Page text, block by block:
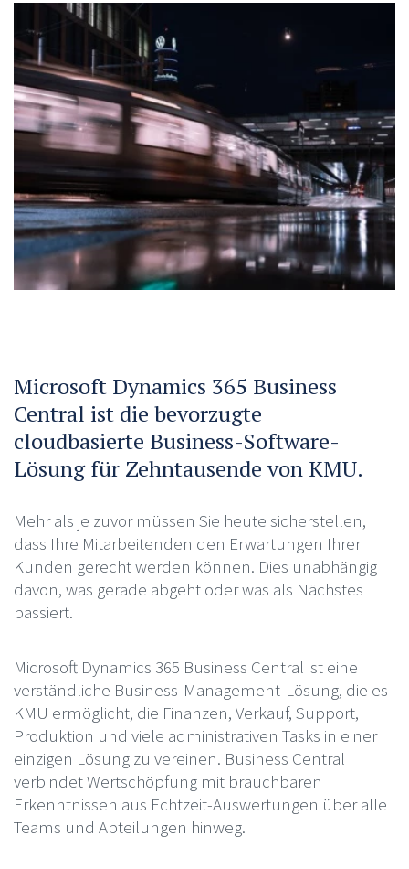
Microsoft Dynamics 365 Business
Central ist die bevorzugte
cloudbasierte Business-Software-
Lösung für Zehntausende von KMU.
Mehr als je zuvor müssen Sie heute sicherstellen,
dass Ihre Mitarbeitenden den Erwartungen Ihrer
Kunden gerecht werden können. Dies unabhängig
davon, was gerade abgeht oder was als Nächstes
passiert.
Microsoft Dynamics 365 Business Central ist eine
verständliche Business-Management-Lösung, die es
KMU ermöglicht, die Finanzen, Verkauf, Support,
Produktion und viele administrativen Tasks in einer
einzigen Lösung zu vereinen. Business Central
verbindet Wertschöpfung mit brauchbaren
Erkenntnissen aus Echtzeit-Auswertungen über alle
Teams und Abteilungen hinweg.